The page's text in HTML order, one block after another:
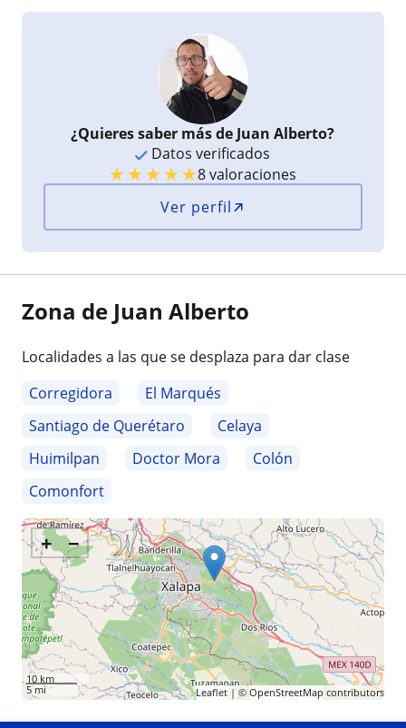
¿Quieres saber más de Juan Alberto?
Datos verificados
★★★★★8 valoraciones
Ver perfil
Zona de Juan Alberto
Localidades a las que se desplaza para dar clase
Corregidora
El Marqués
Santiago de Querétaro
Celaya
Huimilpan
Doctor Mora
Colón
Comonfort
+ −
10 km
5 mi
Leaflet| © OpenStreetMap contributors